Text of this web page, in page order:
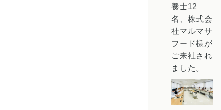
養士12
名、 株式会
社マルマサ
フード様が
ご来社され
ました。